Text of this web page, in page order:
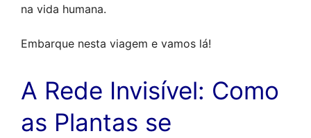
na vida humana.
Embarque nesta viagem e vamos lá!
A Rede Invisível: Como
as Plantas se